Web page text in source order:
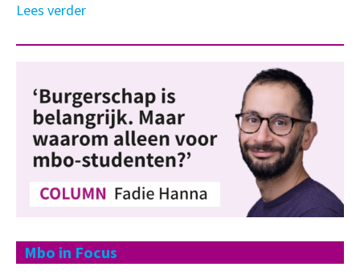
Lees verder
Mbo in Focus